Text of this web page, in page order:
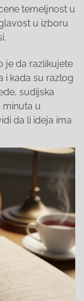
temeljnost u
u izboru
je da razlikujete
i kada su razlog
sudijska
minuta u
da li ideja ima